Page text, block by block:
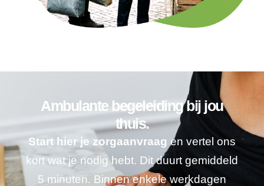
Ambulante begeleiding bij jou
thuis.
Start hier je zorgaanvraag en vertel ons
kort wat je nodig hebt. Dit duurt gemiddeld
5 minuten. Binnen enkele werkdagen